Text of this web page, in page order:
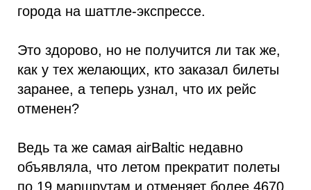
города на шаттле-экспрессе.
Это здорово, но не получится ли так же,
как у тех желающих, кто заказал билеты
заранее, а теперь узнал, что их рейс
отменен?
Ведь та же самая airBaltic недавно
объявляла, что летом прекратит полеты
по 19 маршрутам и отменяет более 4670